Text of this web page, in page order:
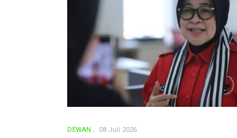
DEWAN 08 Juli 2026